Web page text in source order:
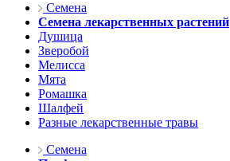
Семена
Семена лекарственных растений
Душица
Зверобой
Мелисса
Мята
Ромашка
Шалфей
Разные лекарственные травы
Семена